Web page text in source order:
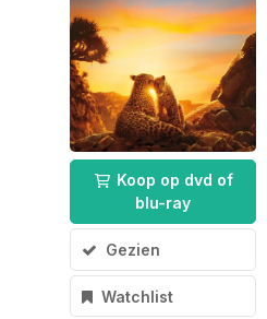
Koop op dvd of
blu-ray
Gezien
Watchlist